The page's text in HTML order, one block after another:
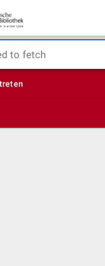
to fetch